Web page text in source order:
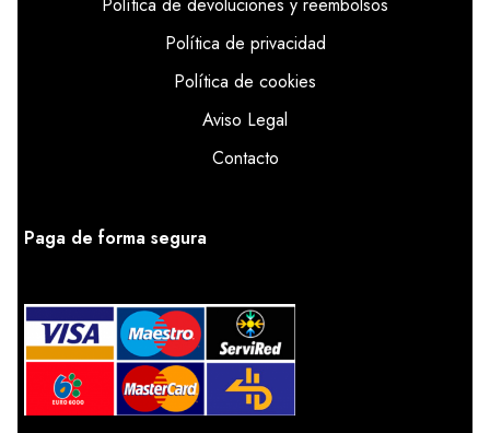
Política de devoluciones y reembolsos
Política de privacidad
Política de cookies
Aviso Legal
Contacto
Paga de forma segura